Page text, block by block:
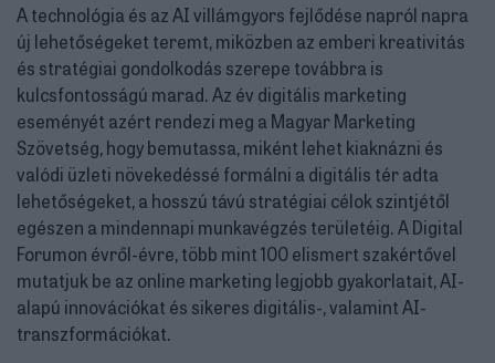
A technológia és az AI villámgyors fejlődése napról napra
új lehetőségeket teremt, miközben az emberi kreativitás
és stratégiai gondolkodás szerepe továbbra is
kulcsfontosságú marad. Az év digitális marketing
eseményét azért rendezi meg a Magyar Marketing
Szövetség, hogy bemutassa, miként lehet kiaknázni és
valódi üzleti növekedéssé formálni a digitális tér adta
lehetőségeket, a hosszú távú stratégiai célok szintjétől
egészen a mindennapi munkavégzés területéig. A Digital
Forumon évről-évre, több mint 100 elismert szakértővel
mutatjuk be az online marketing legjobb gyakorlatait, AI-
alapú innovációkat és sikeres digitális-, valamint AI-
transzformációkat.